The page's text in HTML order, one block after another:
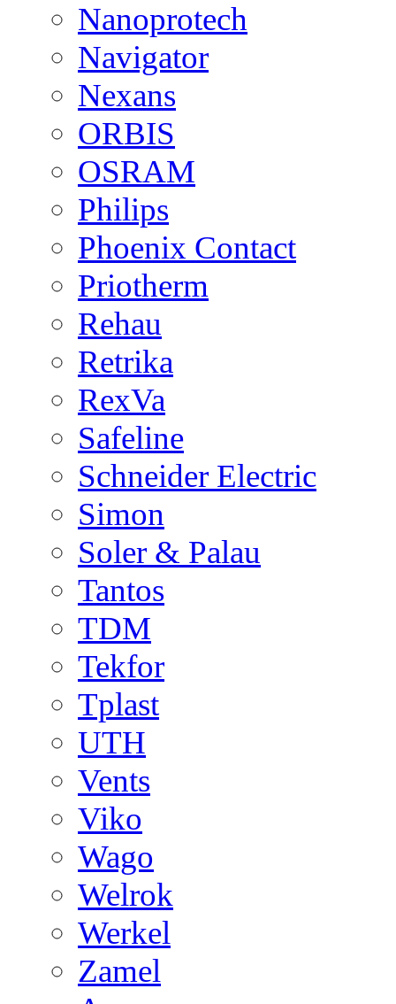
Nanoprotech
Navigator
Nexans
ORBIS
OSRAM
Philips
Phoenix Contact
Priotherm
Rehau
Retrika
RexVa
Safeline
Schneider Electric
Simon
Soler & Palau
Tantos
TDM
Tekfor
Tplast
UTH
Vents
Viko
Wago
Welrok
Werkel
Zamel